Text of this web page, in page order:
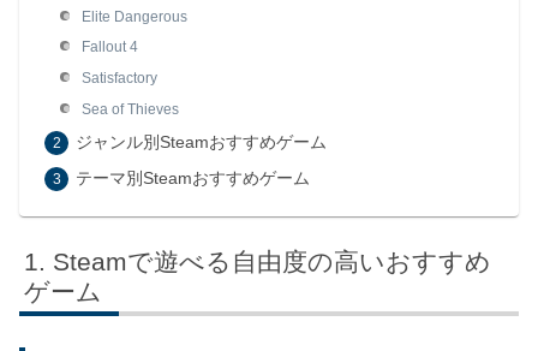
Elite Dangerous
Fallout 4
Satisfactory
Sea of Thieves
ジャンル別Steamおすすめゲーム
テーマ別Steamおすすめゲーム
Steamで遊べる自由度の高いおすすめ
ゲーム